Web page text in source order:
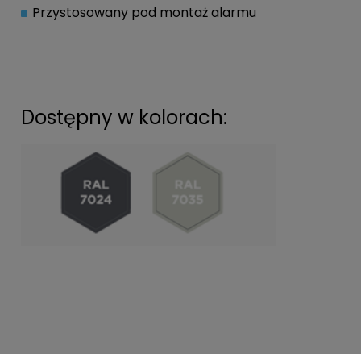
Przystosowany pod montaż alarmu
Dostępny w kolorach: